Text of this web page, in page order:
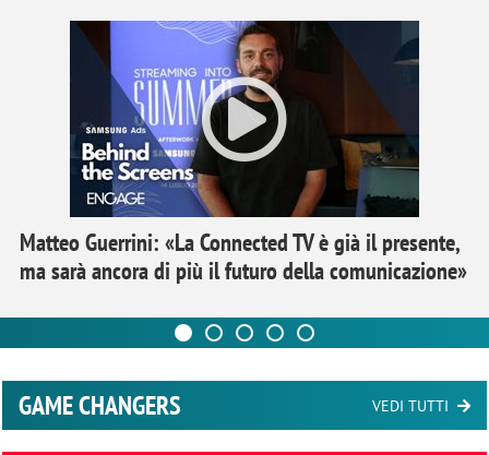
Matteo Guerrini: «La Connected TV è già il presente,
ma sarà ancora di più il futuro della comunicazione»
GAME CHANGERS VEDI TUTTI